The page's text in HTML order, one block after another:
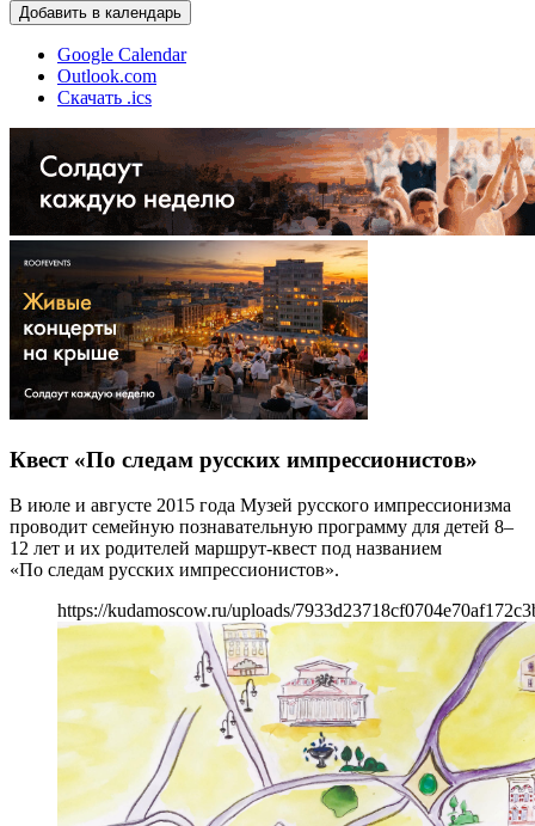
Добавить в календарь
Google Calendar
Outlook.com
Скачать .ics
Квест «По следам русских импрессионистов»
В июле и августе 2015 года Музей русского импрессионизма
проводит семейную познавательную программу для детей 8–
12 лет и их родителей маршрут-квест под названием
«По следам русских импрессионистов».
https://kudamoscow.ru/uploads/